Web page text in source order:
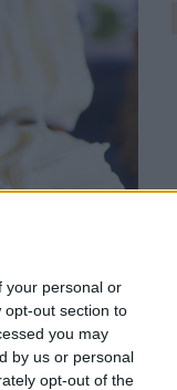
your personal or
opt-out section to
you may
by us or personal
opt-out of the